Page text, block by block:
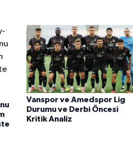
Vanspor ve Amedspor Lig
Durumu ve Derbi Öncesi
Kritik Analiz